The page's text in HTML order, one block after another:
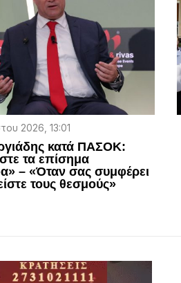
2026, 13:01
κατά ΠΑΣΟΚ:
τα επίσημα
– «Όταν σας συμφέρει
τους θεσμούς»